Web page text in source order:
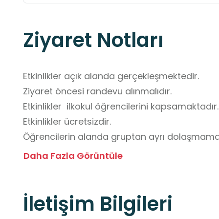
Ziyaret Notları
Etkinlikler açık alanda gerçekleşmektedir.
Ziyaret öncesi randevu alınmalıdır.
Etkinlikler  ilkokul öğrencilerini kapsamaktadır.
Etkinlikler ücretsizdir.
Öğrencilerin alanda gruptan ayrı
almaları,  etkinlik alanının dışında kendi
Ziyaretçiler eğitim alanının dışındaki ücretli
Öğrencilerin etkinlik sırasında pistin
Daha Fazla Görüntüle
İletişim Bilgileri